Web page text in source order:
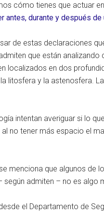
cómo tienes que actuar
antes, durante y después de
de estas declaraciones
que están
localizados en dos
litosfera y la astenosfera.
intentan averiguar si lo
no tener más espacio el
menciona que algunos
según admiten – no es algo
el Departamento de